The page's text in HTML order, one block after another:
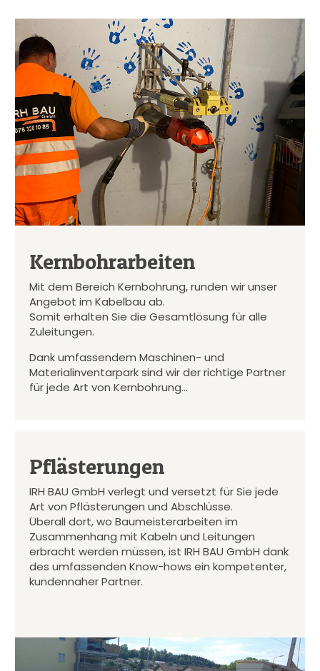
Kernbohrarbeiten
Mit dem Bereich Kernbohrung, runden wir unser
Angebot im Kabelbau ab.
Somit erhalten Sie die Gesamtlösung für alle
Zuleitungen.
Dank umfassendem Maschinen- und
Materialinventarpark sind wir der richtige Partner
für jede Art von Kernbohrung…
Pflästerungen
IRH BAU GmbH verlegt und versetzt für Sie jede
Art von Pflästerungen und Abschlüsse.
Überall dort, wo Baumeisterarbeiten im
Zusammenhang mit Kabeln und Leitungen
erbracht werden müssen, ist IRH BAU GmbH dank
des umfassenden Know-hows ein kompetenter,
kundennaher Partner.